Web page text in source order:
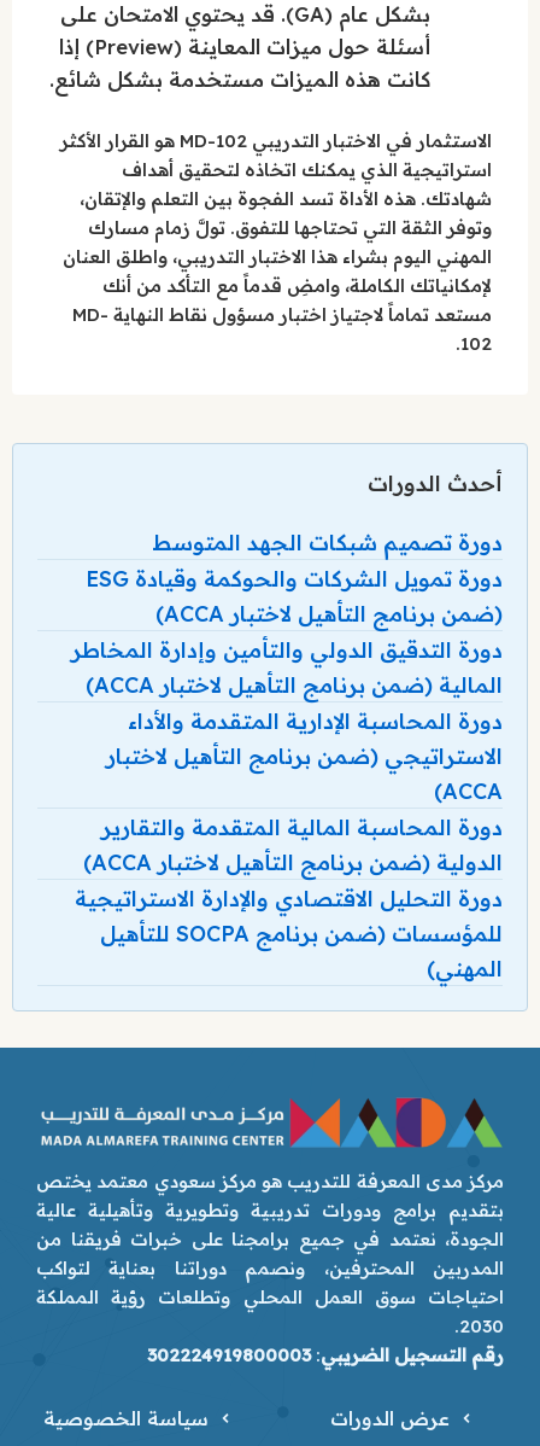
بشكل عام (GA). قد يحتوي الامتحان على
أسئلة حول ميزات المعاينة (Preview) إذا
كانت هذه الميزات مستخدمة بشكل شائع.
الاستثمار في الاختبار التدريبي MD-102 هو القرار الأكثر
استراتيجية الذي يمكنك اتخاذه لتحقيق أهداف
شهادتك. هذه الأداة تسد الفجوة بين التعلم والإتقان،
وتوفر الثقة التي تحتاجها للتفوق. تولَّ زمام مسارك
المهني اليوم بشراء هذا الاختبار التدريبي، واطلق العنان
لإمكانياتك الكاملة، وامضِ قدماً مع التأكد من أنك
مستعد تماماً لاجتياز اختبار مسؤول نقاط النهاية MD-
102.
أحدث الدورات
دورة تصميم شبكات الجهد المتوسط
دورة تمويل الشركات والحوكمة وقيادة ESG
(ضمن برنامج التأهيل لاختبار ACCA)
دورة التدقيق الدولي والتأمين وإدارة المخاطر
المالية (ضمن برنامج التأهيل لاختبار ACCA)
دورة المحاسبة الإدارية المتقدمة والأداء
الاستراتيجي (ضمن برنامج التأهيل لاختبار
ACCA)
دورة المحاسبة المالية المتقدمة والتقارير
الدولية (ضمن برنامج التأهيل لاختبار ACCA)
دورة التحليل الاقتصادي والإدارة الاستراتيجية
للمؤسسات (ضمن برنامج SOCPA للتأهيل
المهني)
مركز مدى المعرفة للتدريب هو مركز سعودي معتمد يختص
بتقديم برامج ودورات تدريبية وتطويرية وتأهيلية عالية
الجودة، نعتمد في جميع برامجنا على خبرات فريقنا من
المدربين المحترفين، ونصمم دوراتنا بعناية لتواكب
احتياجات سوق العمل المحلي وتطلعات رؤية المملكة
2030.
رقم التسجيل الضريبي:
302224919800003
عرض الدورات
سياسة الخصوصية